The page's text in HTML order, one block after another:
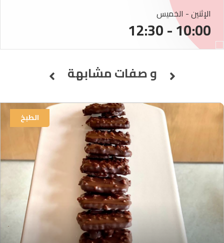
الإثنين - الخميس
10:00 - 12:30
و صفات مشابهة
الطبخ